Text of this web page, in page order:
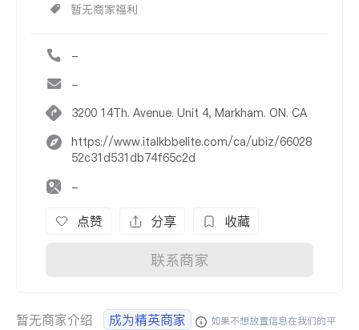
暂无商家福利
-
-
3200 14Th. Avenue. Unit 4, Markham. ON. CA
https://www.italkbbelite.com/ca/ubiz/66028
52c31d531db74f65c2d
-
点赞 分享 收藏
联系商家
暂无商家介绍 成为精英商家
如果不想放置信息在我们的平